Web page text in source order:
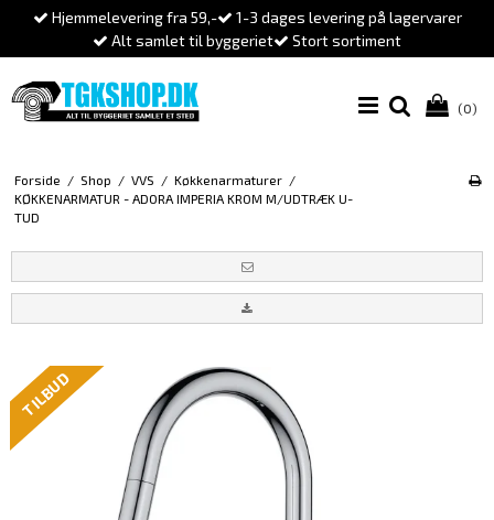
Hjemmelevering fra 59,-
1-3 dages levering på lagervarer
Alt samlet til byggeriet
Stort sortiment
(0)
Forside / Shop / VVS / Køkkenarmaturer /
KØKKENARMATUR - ADORA IMPERIA KROM M/UDTRÆK U-
TUD
TILBUD